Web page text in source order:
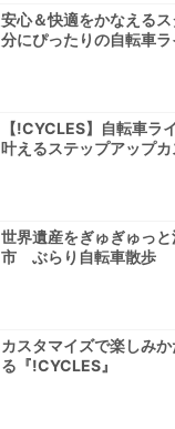
安心＆快適をかなえる
分にぴったりの自転車ラ
【!CYCLES】自転車ラ
叶えるステップアップ
世界遺産をぎゅぎゅっ
市 ぶらり自転車散歩
カスタマイズで楽しみ
る『!CYCLES』